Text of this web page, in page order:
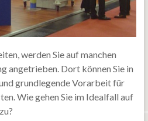
werden Sie auf manchen
angetrieben. Dort können Sie in
grundlegende Vorarbeit für
Wie gehen Sie im Idealfall auf